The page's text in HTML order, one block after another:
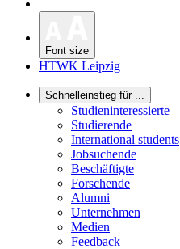
Font size
HTWK Leipzig
Schnelleinstieg für ...
Studieninteressierte
Studierende
International students
Jobsuchende
Beschäftigte
Forschende
Alumni
Unternehmen
Medien
Feedback